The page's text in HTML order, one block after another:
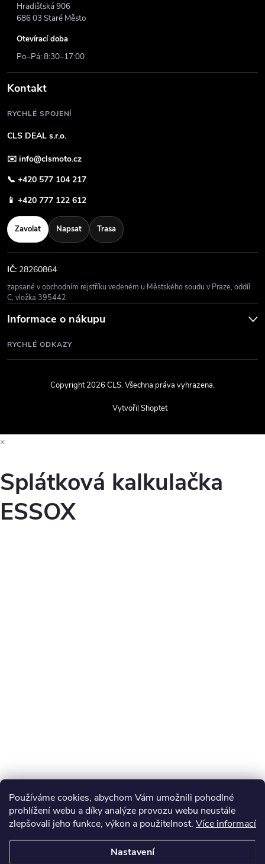
Používáme cookies, abychom Vám umožnili pohodlné
prohlížení webu a díky analýze provozu webu neustále
zlepšovali jeho funkce, výkon a použitelnost. Více informací
Nastavení
Hradišťská 906
686 03 Staré Město
Otevírací doba
Po–Pá: 8:30–17:00
Kontakt
RYCHLÉ SPOJENÍ
CLS DEAL s.r.o.
✉️ info@clsmoto.cz
📞 +420 577 104 217
📱 +420 777 122 612
Zavolat Napsat Trasa
IČ: 28260864
zapsané v obchodním rejstříku vedeném u Městského soudu v Praze, oddíl
C, vložka 395442
Informace o nákupu
RYCHLÉ ODKAZY
Vytvořil Shoptet
Copyright 2026CLS. Všechna práva vyhrazena.
×
Splátková kalkulačka
ESSOX